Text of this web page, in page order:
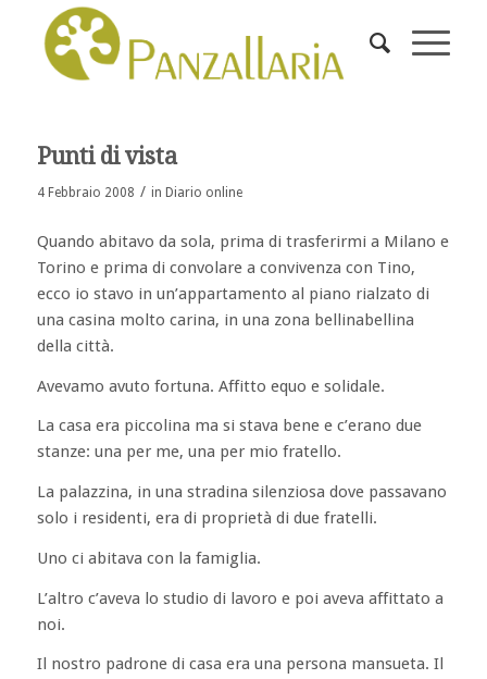
Punti di vista
4 Febbraio 2008 / in Diario online
Quando abitavo da sola, prima di trasferirmi a Milano e
Torino e prima di convolare a convivenza con Tino,
ecco io stavo in un’appartamento al piano rialzato di
una casina molto carina, in una zona bellinabellina
della città.
Avevamo avuto fortuna. Affitto equo e solidale.
La casa era piccolina ma si stava bene e c’erano due
stanze: una per me, una per mio fratello.
La palazzina, in una stradina silenziosa dove passavano
solo i residenti, era di proprietà di due fratelli.
Uno ci abitava con la famiglia.
L’altro c’aveva lo studio di lavoro e poi aveva affittato a
noi.
Il nostro padrone di casa era una persona mansueta. Il